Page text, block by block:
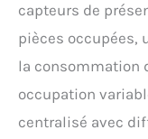
capteurs de
pièces occupées,
la consommation
occupation
centralisé avec